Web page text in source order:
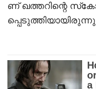
ണ് ഖത്തറിന്റെ